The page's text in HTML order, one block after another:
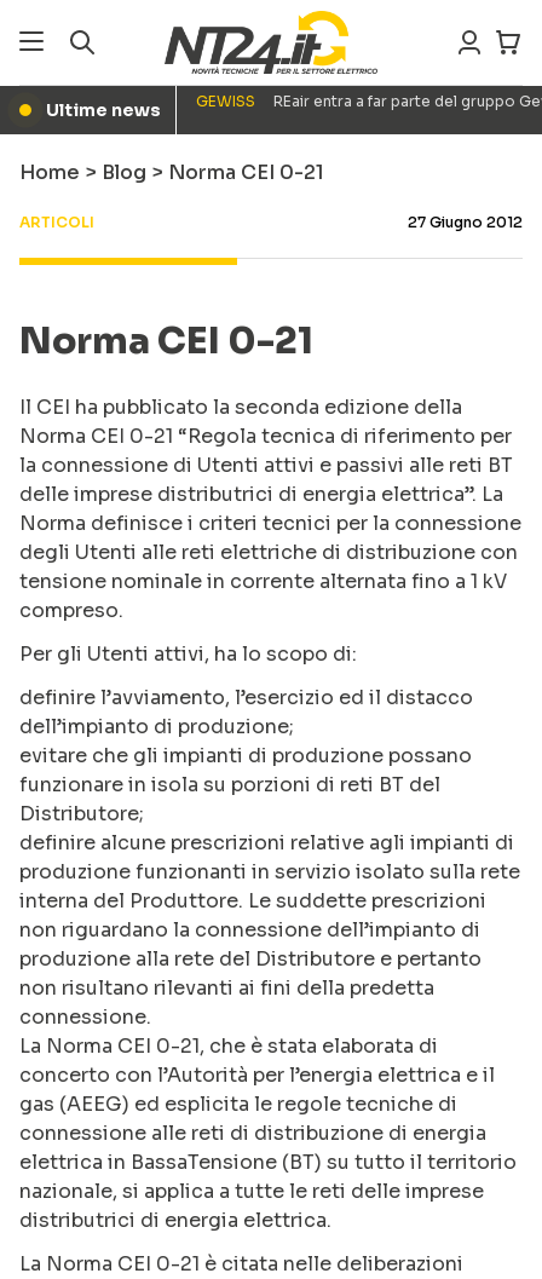
● Ultime news GEWISS REair entra a far parte del gruppo
Home > Blog > Norma CEI 0-21
ARTICOLI 27 Giugno 2012
Norma CEI 0-21
Il CEI ha pubblicato la seconda edizione della
Norma CEI 0-21 “Regola tecnica di riferimento per
la connessione di Utenti attivi e passivi alle reti BT
delle imprese distributrici di energia elettrica”. La
Norma definisce i criteri tecnici per la connessione
degli Utenti alle reti elettriche di distribuzione con
tensione nominale in corrente alternata fino a 1 kV
compreso.
Per gli Utenti attivi, ha lo scopo di:
definire l’avviamento, l’esercizio ed il distacco
dell’impianto di produzione;
evitare che gli impianti di produzione possano
funzionare in isola su porzioni di reti BT del
Distributore;
definire alcune prescrizioni relative agli impianti di
produzione funzionanti in servizio isolato sulla rete
interna del Produttore. Le suddette prescrizioni
non riguardano la connessione dell’impianto di
produzione alla rete del Distributore e pertanto
non risultano rilevanti ai fini della predetta
connessione.
La Norma CEI 0-21, che è stata elaborata di
concerto con l’Autorità per l’energia elettrica e il
gas (AEEG) ed esplicita le regole tecniche di
connessione alle reti di distribuzione di energia
elettrica in BassaTensione (BT) su tutto il territorio
nazionale, si applica a tutte le reti delle imprese
distributrici di energia elettrica.
La Norma CEI 0-21 è citata nelle deliberazioni